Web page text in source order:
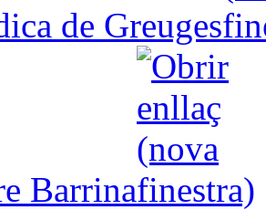
de Greuges
Barrina